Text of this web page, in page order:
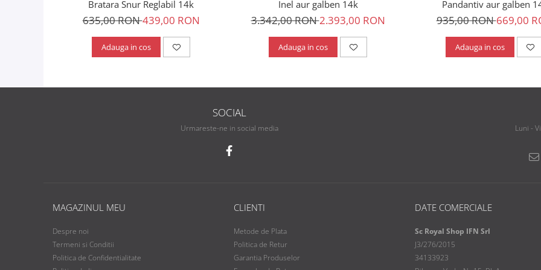
Bratara Snur Reglabil 14k
635,00 RON439,00 RON
Adauga in cos
Inel aur galben 14k
3.342,00 RON2.393,00 RON
Adauga in cos
Pandantiv aur galben
935,00 RON669,00
Adauga in cos
SOCIAL
Urmareste-ne in social media Luni -
MAGAZINUL MEU
Despre noi
Termeni si Conditii
Politica de Confidentialitate
CLIENTI
Metode de Plata
Politica de Retur
Garantia Produselor
DATE COMERCIALE
Sc Royal Shop IFN Srl
J3/276/2015
34133923